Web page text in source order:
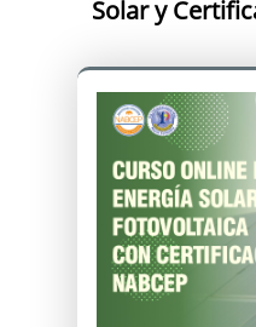
Solar y